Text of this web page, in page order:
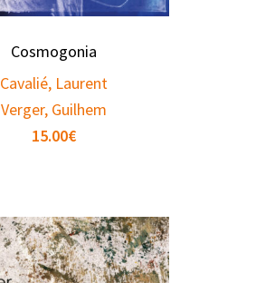
Cosmogonia
Cavalié, Laurent
Verger, Guilhem
15.00€